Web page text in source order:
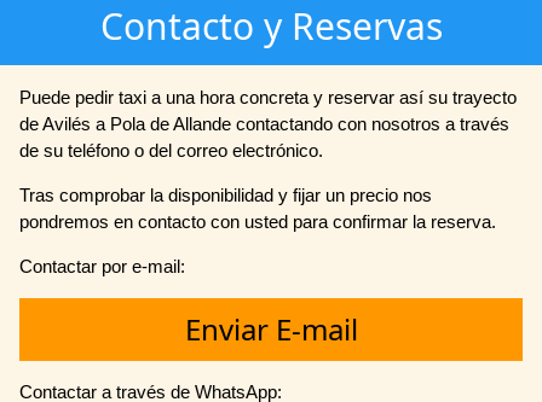
Contacto y Reservas
Puede pedir taxi a una hora concreta y reservar así su trayecto
de Avilés a Pola de Allande contactando con nosotros a través
de su teléfono o del correo electrónico.
Tras comprobar la disponibilidad y fijar un precio nos
pondremos en contacto con usted para confirmar la reserva.
Contactar por e-mail:
Enviar E-mail
Contactar a través de WhatsApp: